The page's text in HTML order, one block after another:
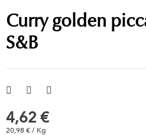
Curry golden
S&B
4,62 €
20,98 € / Kg